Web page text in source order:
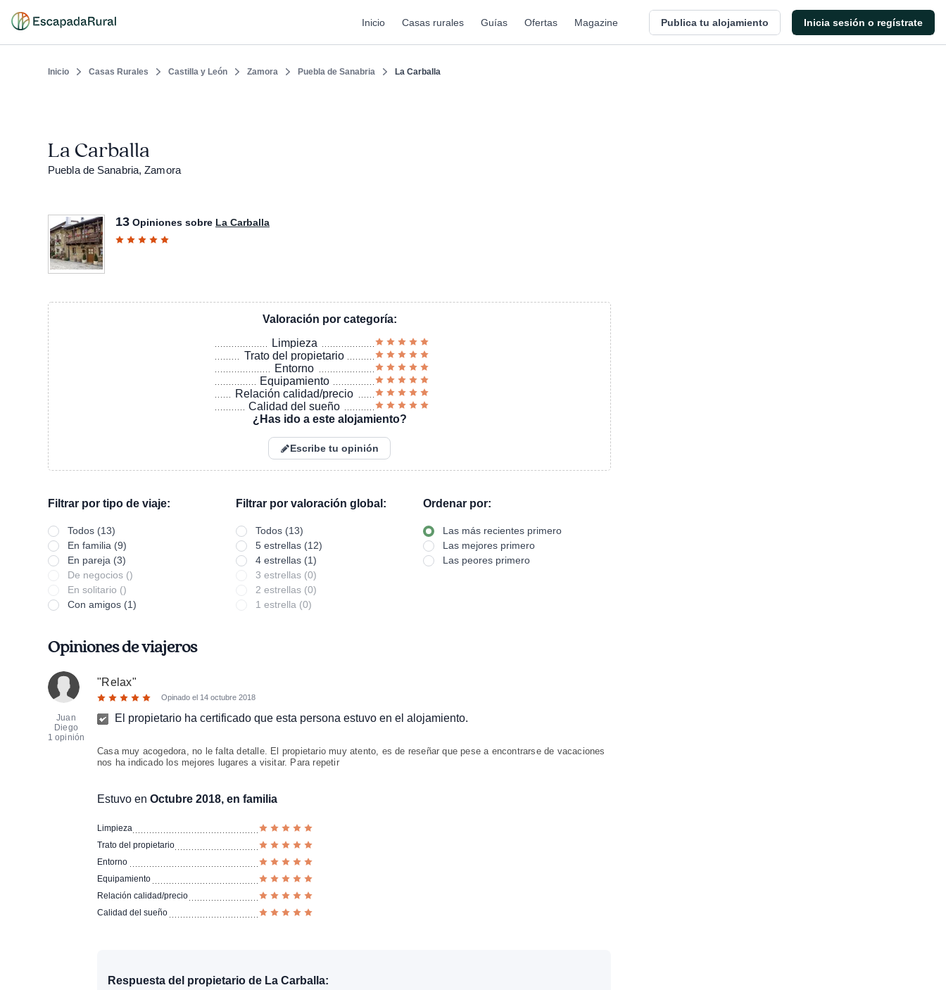
Inicio Casas rurales Guías Ofertas Magazine Publica tu alojamiento Inicia sesión o regístrate
Inicio Casas Rurales Castilla y León Zamora Puebla de Sanabria La Carballa
La Carballa
Puebla de Sanabria, Zamora
13 Opiniones sobre La Carballa
Valoración por categoría:
Limpieza
Trato del propietario
Entorno
Equipamiento
Relación calidad/precio
Calidad del sueño
¿Has ido a este alojamiento?
Escribe tu opinión
Filtrar por tipo de viaje:
Todos (13)
En familia (9)
En pareja (3)
De negocios ()
En solitario ()
Con amigos (1)
Filtrar por valoración global:
Todos (13)
5 estrellas (12)
4 estrellas (1)
3 estrellas (0)
2 estrellas (0)
1 estrella (0)
Ordenar por:
Las más recientes primero
Las mejores primero
Las peores primero
Opiniones de viajeros
Juan
Diego
1 opinión
"Relax"
Opinado el 14 octubre 2018
El propietario ha certificado que esta persona estuvo en el alojamiento.
Casa muy acogedora, no le falta detalle. El propietario muy atento, es de reseñar que pese a encontrarse de vacaciones
nos ha indicado los mejores lugares a visitar. Para repetir
Estuvo en Octubre 2018, en familia
Limpieza
Trato del propietario
Entorno
Equipamiento
Relación calidad/precio
Calidad del sueño
Respuesta del propietario de La Carballa: